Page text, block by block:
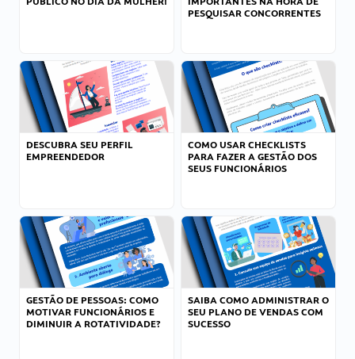
PESQUISAR CONCORRENTES
DESCUBRA SEU PERFIL
EMPREENDEDOR
COMO USAR CHECKLISTS
PARA FAZER A GESTÃO DOS
SEUS FUNCIONÁRIOS
GESTÃO DE PESSOAS: COMO
MOTIVAR FUNCIONÁRIOS E
DIMINUIR A ROTATIVIDADE?
SAIBA COMO ADMINISTRAR O
SEU PLANO DE VENDAS COM
SUCESSO